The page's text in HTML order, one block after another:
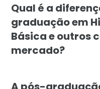
Qual é a
graduação em
Básica e outros
mercado?